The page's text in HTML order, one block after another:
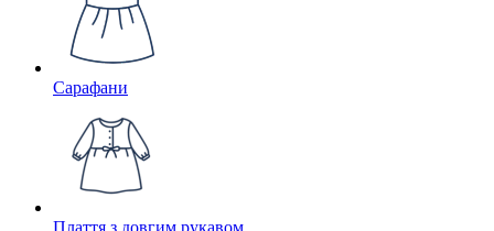
Сарафани
Плаття з довгим рукавом